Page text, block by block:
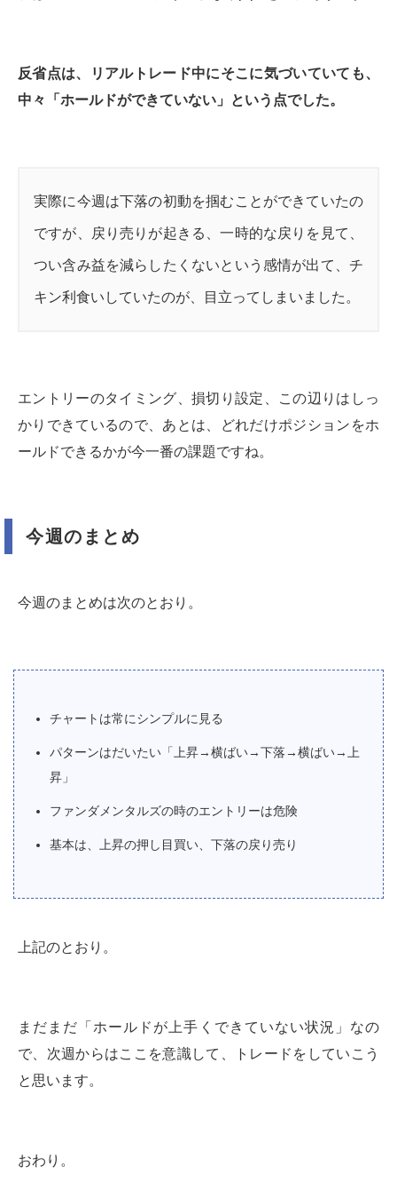
反省点は、リアルトレード中にそこに気づいていても、
中々「ホールドができていない」という点でした。
実際に今週は下落の初動を掴むことができていたの
ですが、戻り売りが起きる、一時的な戻りを見て、
つい含み益を減らしたくないという感情が出て、チ
キン利食いしていたのが、目立ってしまいました。
エントリーのタイミング、損切り設定、この辺りはしっ
かりできているので、あとは、どれだけポジションをホ
ールドできるかが今一番の課題ですね。
今週のまとめ
今週のまとめは次のとおり。
チャートは常にシンプルに見る
パターンはだいたい「上昇→横ばい→下落→横ばい→上
昇」
ファンダメンタルズの時のエントリーは危険
基本は、上昇の押し目買い、下落の戻り売り
上記のとおり。
まだまだ「ホールドが上手くできていない状況」なの
で、次週からはここを意識して、トレードをしていこう
と思います。
おわり。